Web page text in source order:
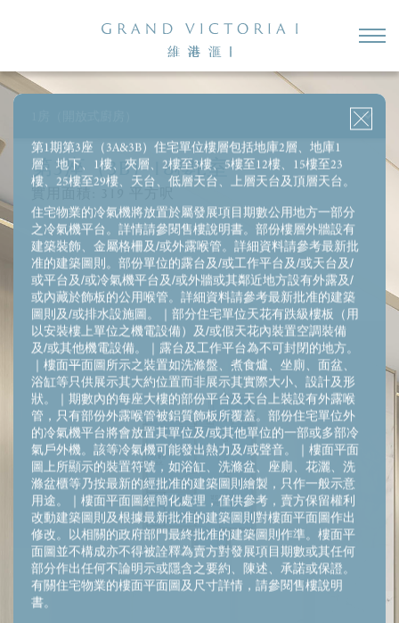
3房1套＋多功能房連洗手間
3房1套＋儲物房＋多功能房連洗手間
第3座（3B）18樓E室
第1期第3座（3A&3B）住宅單位樓層包括地庫2層、地庫1
層、地下、1樓、夾層、2樓至3樓、5樓至12樓、15樓至23
樓、25樓至29樓、天台、低層天台、上層天台及頂層天台。
住宅物業的冷氣機將放置於屬發展項目期數公用地方一部分
之冷氣機平台。詳情請參閱售樓說明書。部份樓層外牆設有
建築裝飾、金屬格柵及/或外露喉管。詳細資料請參考最新批
准的建築圖則。部份單位的露台及/或工作平台及/或天台及/
或平台及/或冷氣機平台及/或外牆或其鄰近地方設有外露及/
或內藏於飾板的公用喉管。詳細資料請參考最新批准的建築
圖則及/或排水設施圖。｜部分住宅單位天花有跌級樓板（用
以安裝樓上單位之機電設備）及/或假天花內裝置空調裝備
及/或其他機電設備。｜露台及工作平台為不可封閉的地方。
｜樓面平面圖所示之裝置如洗滌盤、煮食爐、坐廁、面盆、
浴缸等只供展示其大約位置而非展示其實際大小、設計及形
狀。｜期數內的每座大樓的部份平台及天台上裝設有外露喉
管，只有部份外露喉管被鋁質飾板所覆蓋。部份住宅單位外
的冷氣機平台將會放置其單位及/或其他單位的一部或多部冷
氣戶外機。該等冷氣機可能發出熱力及/或聲音。｜樓面平面
圖上所顯示的裝置符號，如浴缸、洗滌盆、座廁、花灑、洗
滌盆櫃等乃按最新的經批准的建築圖則繪製，只作一般示意
用途。｜樓面平面圖經簡化處理，僅供參考，賣方保留權利
改動建築圖則及根據最新批准的建築圖則對樓面平面圖作出
修改。以相關的政府部門最終批准的建築圖則作準。樓面平
面圖並不構成亦不得被詮釋為賣方對發展項目期數或其任何
部分作出任何不論明示或隱含之要約、陳述、承諾或保證。
有關住宅物業的樓面平面圖及尺寸詳情，請參閱售樓說明
書。